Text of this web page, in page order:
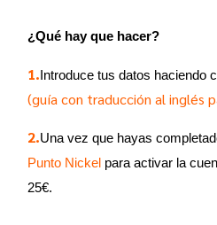
¿Qué hay que hacer?
1.Introduce tus datos haciendo
(guía con traducción al inglés
2.Una vez que hayas
Punto Nickel para activar la
25€.